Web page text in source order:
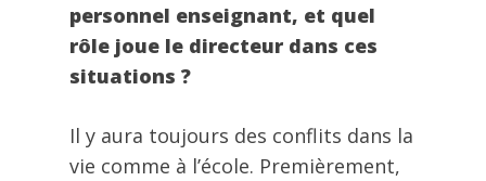
personnel enseignant, et quel
rôle joue le directeur dans ces
situations ?
Il y aura toujours des conflits dans la
vie comme à l’école. Premièrement,